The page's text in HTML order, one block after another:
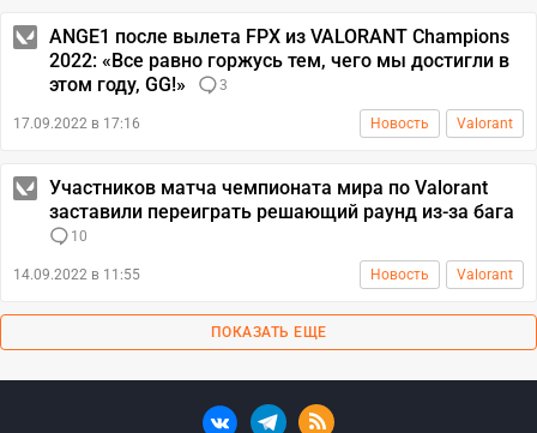
ANGE1 после вылета FPX из VALORANT Champions
2022: «Все равно горжусь тем, чего мы достигли в
этом году, GG!»
3
17.09.2022 в 17:16 Новость Valorant
Участников матча чемпионата мира по Valorant
заставили переиграть решающий раунд из-за бага
10
14.09.2022 в 11:55 Новость Valorant
ПОКАЗАТЬ ЕЩЕ